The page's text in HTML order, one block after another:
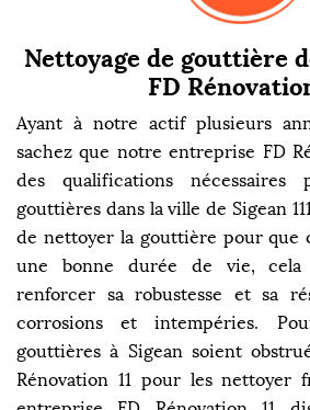
Nettoyage de gouttière
FD
Ayant à notre actif plusieurs
sachez que notre entreprise FD
des qualifications nécessaires
gouttières dans la ville de Sigean
de nettoyer la gouttière pour que
une bonne durée de vie, cela
renforcer sa robustesse et sa
corrosions et intempéries.
gouttières à Sigean soient
Rénovation 11 pour les nettoyer